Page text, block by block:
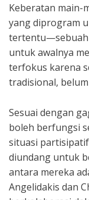
Keberatan main-
yang diprogram
tertentu—sebuah
untuk awalnya
terfokus karena
tradisional,
Sesuai dengan
boleh berfungsi
situasi
diundang untuk
antara mereka
Angelidakis dan